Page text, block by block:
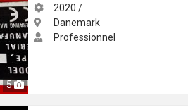
5
2020 /
Danemark
Professionnel